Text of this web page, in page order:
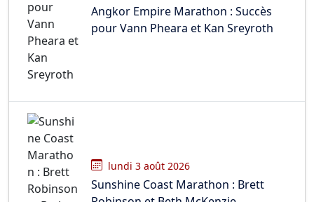
Angkor Empire Marathon : Succès
pour Vann Pheara et Kan Sreyroth
lundi 3 août 2026
Sunshine Coast Marathon : Brett